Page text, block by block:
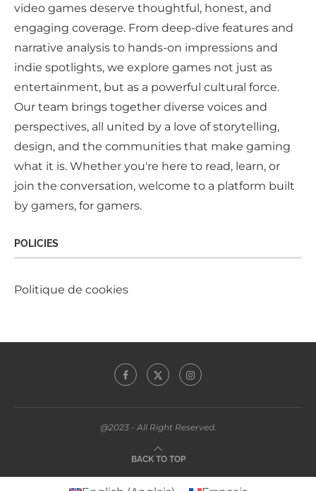
video games deserve thoughtful, honest, and
engaging coverage. From deep-dive features and
narrative analysis to hands-on impressions and
indie spotlights, we explore games not just as
entertainment, but as a powerful cultural force.
Our team brings together diverse voices and
perspectives, all united by a love of storytelling,
design, and the communities that make gaming
what it is. Whether you're here to read, learn, or
join the conversation, welcome to a platform built
by gamers, for gamers.
POLICIES
Politique de cookies
@2023 - All Right Reserved.
BACK TO TOP